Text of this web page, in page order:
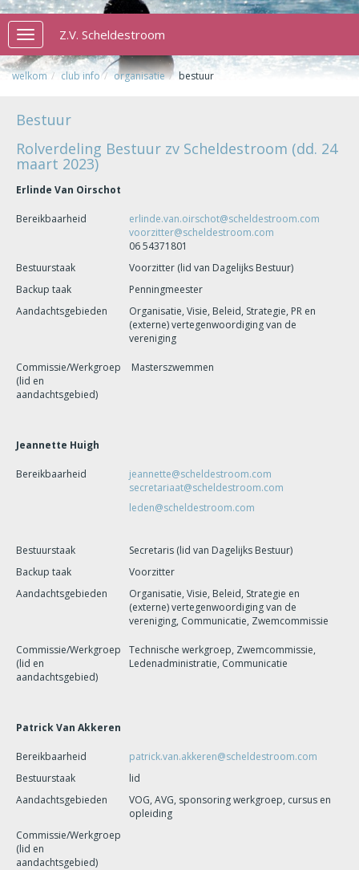
Toggle
navigation
Z.V. Scheldestroom
welkom club info organisatie bestuur
Bestuur
Rolverdeling Bestuur zv Scheldestroom (dd. 24
maart 2023)
Erlinde Van Oirschot
Bereikbaarheid
erlinde.van.oirschot@scheldestroom.com
voorzitter@scheldestroom.com
06 54371801
Bestuurstaak
Voorzitter (lid van Dagelijks Bestuur)
Backup taak
Penningmeester
Aandachtsgebieden
Organisatie, Visie, Beleid, Strategie, PR en
(externe) vertegenwoordiging van de
vereniging
Commissie/Werkgroep
(lid en
aandachtsgebied)
Masterszwemmen
Jeannette Huigh
Bereikbaarheid
jeannette@scheldestroom.com
secretariaat@scheldestroom.com
leden@scheldestroom.com
Bestuurstaak
Secretaris (lid van Dagelijks Bestuur)
Backup taak
Voorzitter
Aandachtsgebieden
Organisatie, Visie, Beleid, Strategie en
(externe) vertegenwoordiging van de
vereniging, Communicatie, Zwemcommissie
Commissie/Werkgroep
(lid en
aandachtsgebied)
Technische werkgroep, Zwemcommissie,
Ledenadministratie, Communicatie
Patrick Van Akkeren
Bereikbaarheid
patrick.van.akkeren@scheldestroom.com
Bestuurstaak
lid
Aandachtsgebieden
VOG, AVG, sponsoring werkgroep, cursus en
opleiding
Commissie/Werkgroep
(lid en
aandachtsgebied)